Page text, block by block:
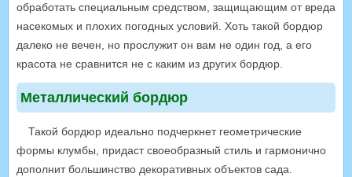
обработать специальным средством, защищающим от вреда
насекомых и плохих погодных условий. Хоть такой бордюр
далеко не вечен, но прослужит он вам не один год, а его
красота не сравнится не с каким из других бордюр.
Металлический бордюр
Такой бордюр идеально подчеркнет геометрические
формы клумбы, придаст своеобразный стиль и гармонично
дополнит большинство декоративных объектов сада.